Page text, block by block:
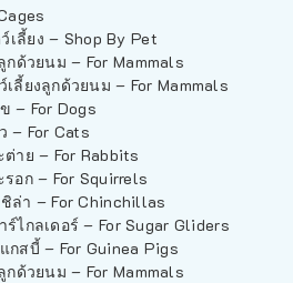
ลี้ยง – Shop By Pet
กด้วยนม – For Mammals
ลี้ยงลูกด้วยนม – For Mammals
– For Dogs
– For Cats
าย – For Rabbits
อก – For Squirrels
ล่า – For Chinchillas
ไกลเดอร์ – For Sugar Gliders
กสบี้ – For Guinea Pigs
กด้วยนม – For Mammals